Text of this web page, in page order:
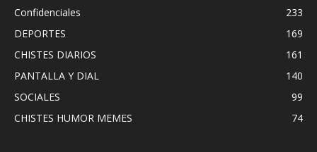
Confidenciales
233
DEPORTES
169
CHISTES DIARIOS
161
PANTALLA Y DIAL
140
SOCIALES
99
CHISTES HUMOR MEMES
74